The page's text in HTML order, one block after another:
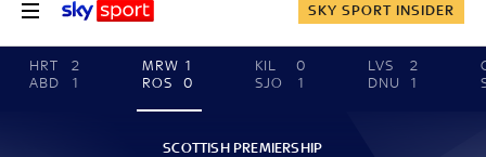
SKY SPORT INSIDER
HRT
2
ABD
1
MRW 1
ROS
0
KIL
0
SJO
1
LVS
2
DNU
1
SCOTTISH PREMIERSHIP